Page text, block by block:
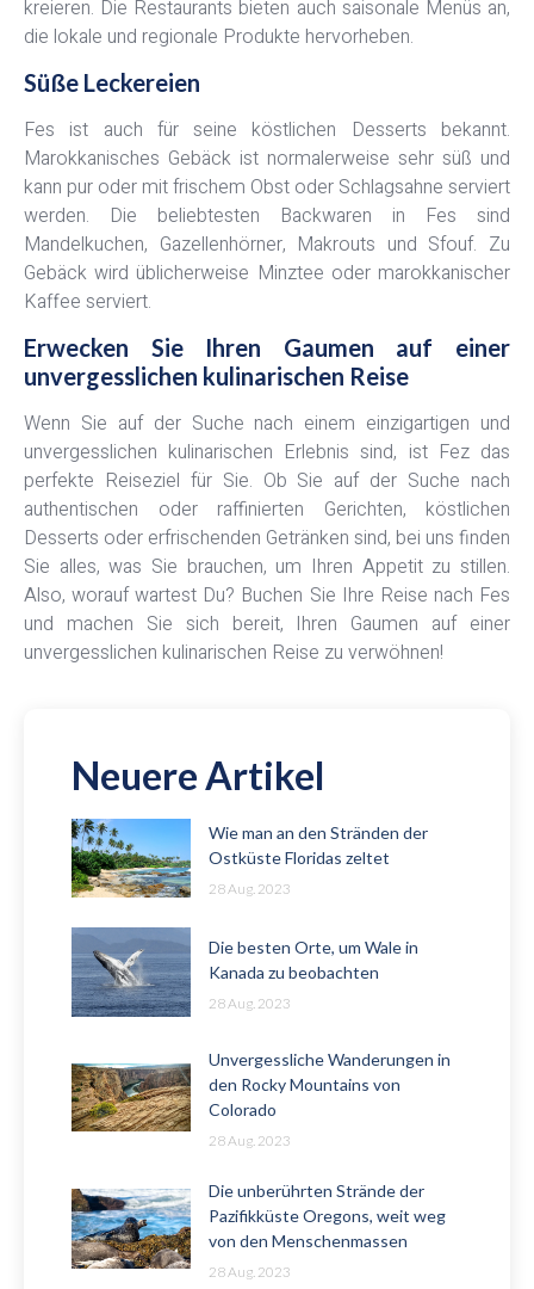
kreieren. Die Restaurants bieten auch saisonale Menüs an,
die lokale und regionale Produkte hervorheben.
Süße Leckereien
Fes ist auch für seine köstlichen Desserts bekannt.
Marokkanisches Gebäck ist normalerweise sehr süß und
kann pur oder mit frischem Obst oder Schlagsahne serviert
werden. Die beliebtesten Backwaren in Fes sind
Mandelkuchen, Gazellenhörner, Makrouts und Sfouf. Zu
Gebäck wird üblicherweise Minztee oder marokkanischer
Kaffee serviert.
Erwecken Sie Ihren Gaumen auf einer
unvergesslichen kulinarischen Reise
Wenn Sie auf der Suche nach einem einzigartigen und
unvergesslichen kulinarischen Erlebnis sind, ist Fez das
perfekte Reiseziel für Sie. Ob Sie auf der Suche nach
authentischen oder raffinierten Gerichten, köstlichen
Desserts oder erfrischenden Getränken sind, bei uns finden
Sie alles, was Sie brauchen, um Ihren Appetit zu stillen.
Also, worauf wartest Du? Buchen Sie Ihre Reise nach Fes
und machen Sie sich bereit, Ihren Gaumen auf einer
unvergesslichen kulinarischen Reise zu verwöhnen!
Neuere Artikel
Wie man an den Stränden der
Ostküste Floridas zeltet
28 Aug. 2023
Die besten Orte, um Wale in
Kanada zu beobachten
28 Aug. 2023
Unvergessliche Wanderungen in
den Rocky Mountains von
Colorado
28 Aug. 2023
Die unberührten Strände der
Pazifikküste Oregons, weit weg
von den Menschenmassen
28 Aug. 2023